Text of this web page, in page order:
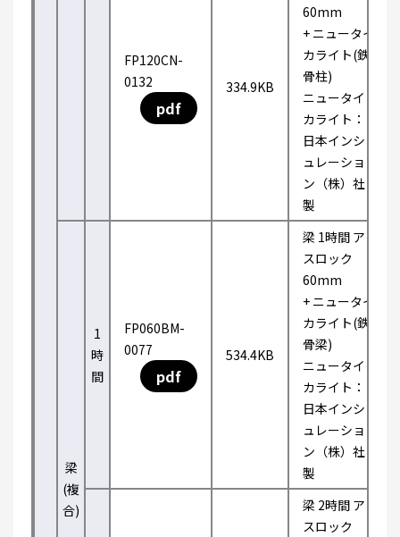
FP120CN-
0132
pdf
334.9KB
60mm
+ ニュータイ
カライト(鉄
骨柱)
ニュータイ
カライト：
日本インシ
ュレーショ
ン（株）社
製
梁
(複
合)
1
時
間
FP060BM-
0077
pdf
534.4KB
梁 1時間 ア
スロック
60mm
+ ニュータイ
カライト(鉄
骨梁)
ニュータイ
カライト：
日本インシ
ュレーショ
ン（株）社
製
梁 2時間 ア
スロック